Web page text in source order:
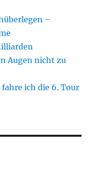
–
Augen nicht zu
fahre ich die 6. Tour